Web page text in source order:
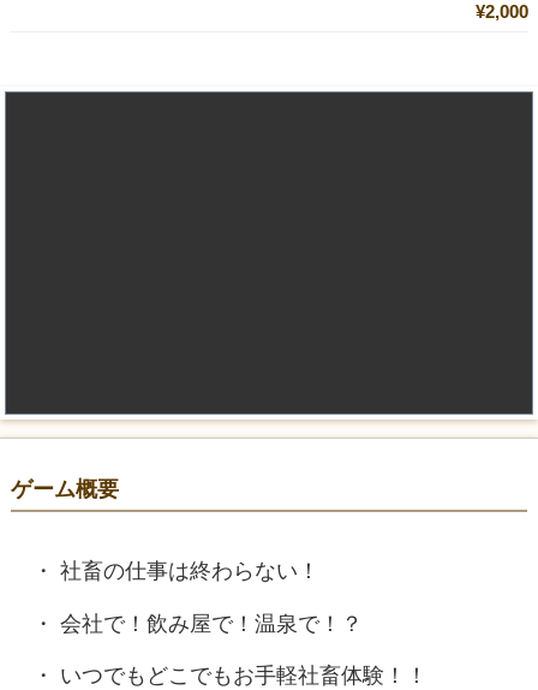
¥2,000
ゲーム概要
社畜の仕事は終わらない！
会社で！飲み屋で！温泉で！？
いつでもどこでもお手軽社畜体験！！